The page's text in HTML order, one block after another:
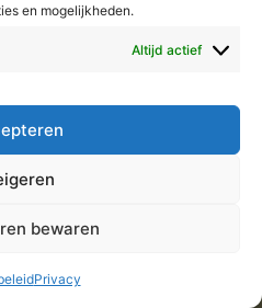
en mogelijkheden.
Altijd actief
bewaren
Privacy
Almere